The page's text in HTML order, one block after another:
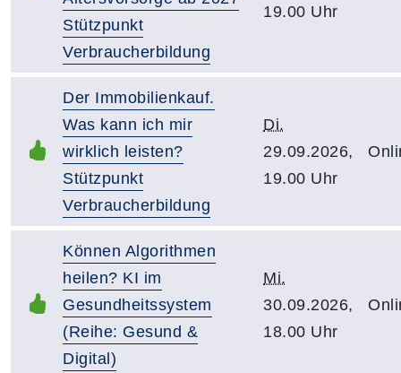
Stützpunkt
Verbraucherbildung
19.00 Uhr
Der Immobilienkauf.
Was kann ich mir
wirklich leisten?
Stützpunkt
Verbraucherbildung
Di.
29.09.2026,
19.00 Uhr
Können Algorithmen
heilen? KI im
Gesundheitssystem
(Reihe: Gesund &
Digital)
Mi.
30.09.2026,
18.00 Uhr